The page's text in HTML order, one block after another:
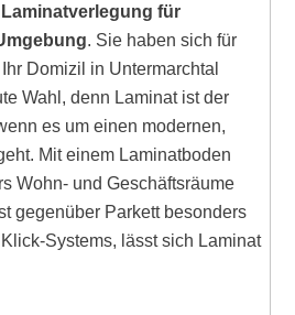
für
. Sie haben sich für
Domizil in Untermarchtal
Wahl, denn Laminat ist der
es um einen modernen,
Mit einem Laminatboden
Wohn- und Geschäftsräume
gegenüber Parkett besonders
Systems, lässt sich Laminat